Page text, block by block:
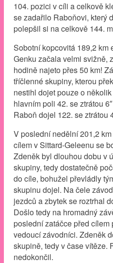
104. pozici v cíli a celkově
se zadařilo Raboňovi, který
polepšil si na celkově 144.
Sobotní kopcovitá 189,2 km
Genku začala velmi svižně,
hodině najeto přes 50 km!
tříčlenné skupiny, kterou
nestihl dojet pouze o
hlavním poli 42. se ztrátou
Raboň dojel 122. se ztrátou
V poslední nedělní 201,2
cílem v Sittard-Geleenu se
Zdeněk byl dlouhou dobu v
skupiny, tedy dostatečně
do cíle, bohužel převládly
skupinu dojel. Na čele
jezdců a zbytek se roztrhal
Došlo tedy na hromadný
poslední zatáčce před
vedoucí závodníci. Zdeněk
skupině, tedy v čase vítěze.
nedokončil.